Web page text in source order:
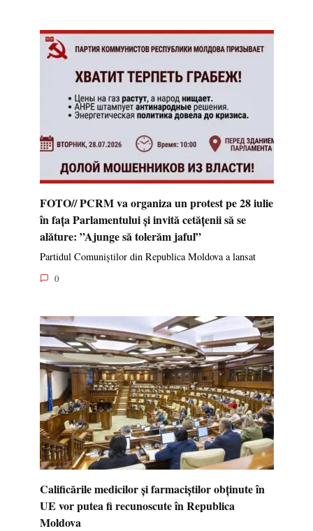
FOTO// PCRM va organiza un protest pe 28 iulie
în fața Parlamentului și invită cetățenii să se
alăture: ”Ajunge să tolerăm jaful”
Partidul Comuniștilor din Republica Moldova a lansat
0
Calificările medicilor și farmaciștilor obținute în
UE vor putea fi recunoscute în Republica
Moldova